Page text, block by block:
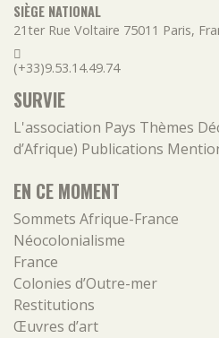
SIÈGE NATIONAL
21ter Rue Voltaire 75011 Paris,
(+33)9.53.14.49.74
SURVIE
L'association Pays Thèmes
d’Afrique) Publications
EN CE MOMENT
Sommets Afrique-France
Néocolonialisme
France
Colonies d’Outre-mer
Restitutions
Œuvres d’art